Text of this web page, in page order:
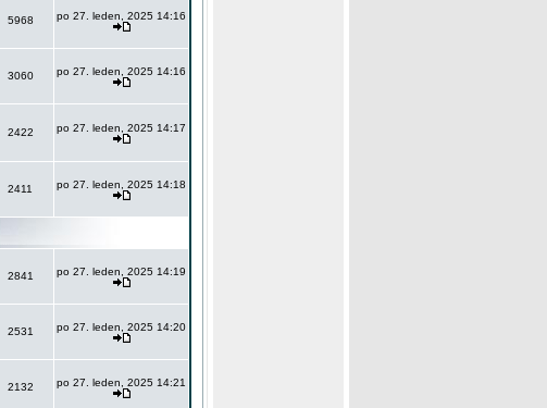
5968 po 27. leden, 2025 14:16
3060 po 27. leden, 2025 14:16
2422 po 27. leden, 2025 14:17
2411 po 27. leden, 2025 14:18
2841 po 27. leden, 2025 14:19
2531 po 27. leden, 2025 14:20
2132 po 27. leden, 2025 14:21